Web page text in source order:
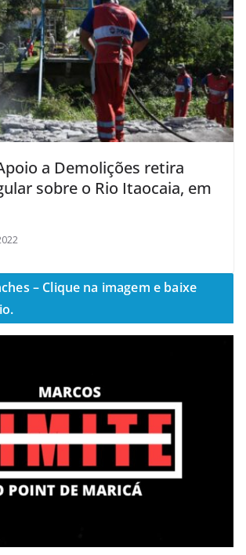
a Demolições retira
sobre o Rio Itaocaia, em
– Clique na imagem e baixe